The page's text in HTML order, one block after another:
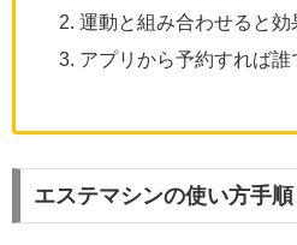
運動と組み合わせると効
アプリから予約すれば
エステマシンの使い方手順